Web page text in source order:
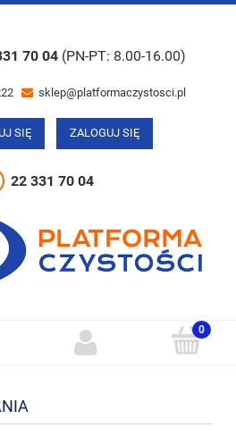
70 04 (PN-PT: 8.00-16.00)
sklep@platformaczystosci.pl
SIĘ ZALOGUJ SIĘ
22 331 70 04